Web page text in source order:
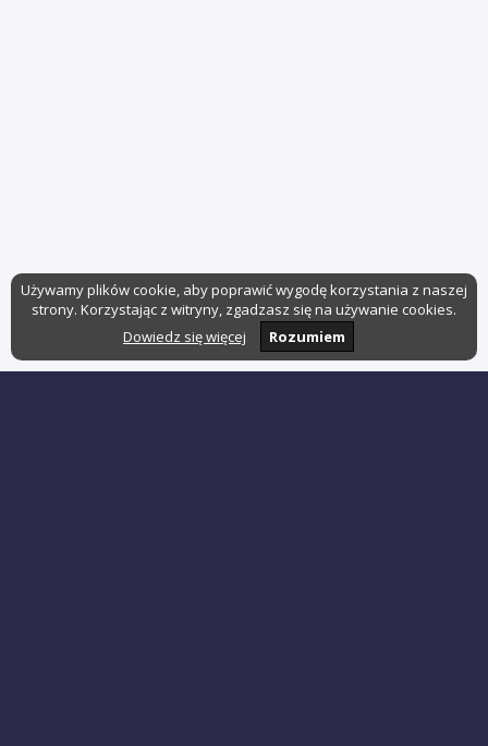
Używamy plików cookie, aby poprawić wygodę korzystania z naszej
strony. Korzystając z witryny, zgadzasz się na używanie cookies.
Dowiedz się więcej
Rozumiem